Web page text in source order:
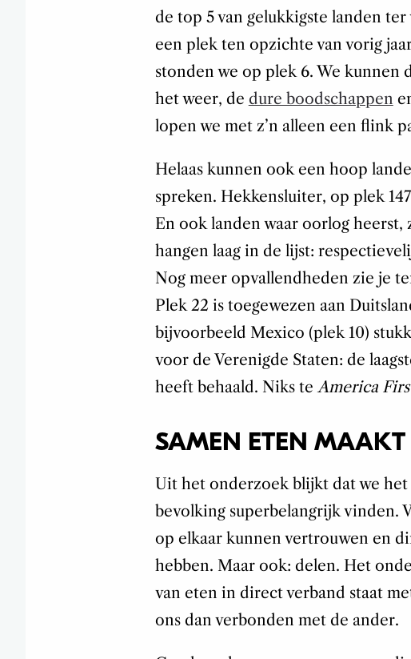
de top 5 van gelukkigste landen
een plek ten opzichte van vorig
stonden we op plek 6. We kunnen
het weer, de dure boodschappen
lopen we met z’n alleen een flink
Helaas kunnen ook een hoop
spreken. Hekkensluiter, op plek
En ook landen waar oorlog heerst,
hangen laag in de lijst:
Nog meer opvallendheden zie je
Plek 22 is toegewezen aan
bijvoorbeeld Mexico (plek 10)
voor de Verenigde Staten: de
heeft behaald. Niks teAmerica
SAMEN ETEN
Uit het onderzoek blijkt dat we het
bevolking superbelangrijk vinden.
op elkaar kunnen vertrouwen en
hebben. Maar ook: delen. Het
van eten in direct verband staat
ons dan verbonden met de ander.